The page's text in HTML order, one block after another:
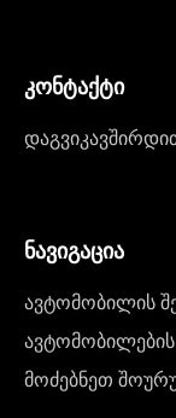
კონტაქტი
ნავიგაცია
ავტომობილის
ავტომობილების
მოძებნეთ